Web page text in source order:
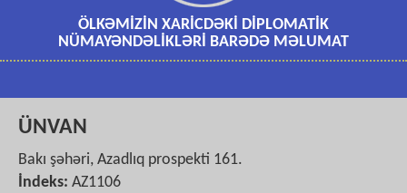
ÖLKƏMİZİN XARİCDƏKİ DİPLOMATİK
NÜMAYƏNDƏLİKLƏRİ BARƏDƏ MƏLUMAT
ÜNVAN
Bakı şəhəri, Azadlıq prospekti 161.
İndeks: AZ1106